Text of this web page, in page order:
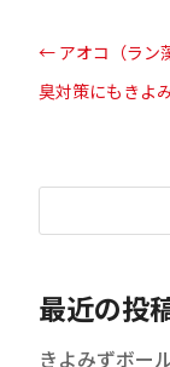
← アオコ（ラ
臭対策にもきよ
最近の投
きよみずボー